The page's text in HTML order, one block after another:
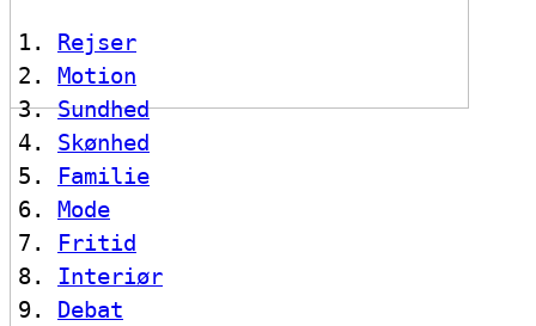
Rejser
Motion
Sundhed
Skønhed
Familie
Mode
Fritid
Interiør
Debat